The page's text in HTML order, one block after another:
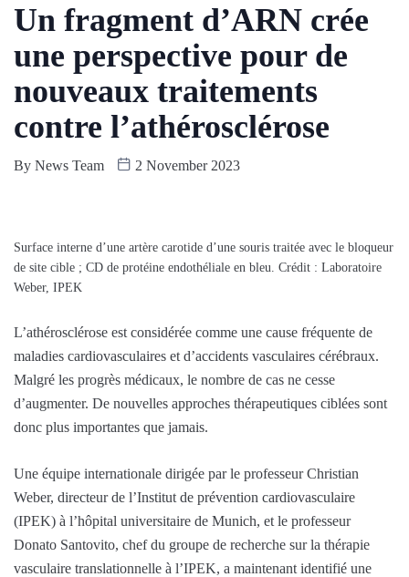
Un fragment d’ARN crée
une perspective pour de
nouveaux traitements
contre l’athérosclérose
By News Team 2 November 2023
Surface interne d’une artère carotide d’une souris traitée avec le bloqueur
de site cible ; CD de protéine endothéliale en bleu. Crédit : Laboratoire
Weber, IPEK
L’athérosclérose est considérée comme une cause fréquente de
maladies cardiovasculaires et d’accidents vasculaires cérébraux.
Malgré les progrès médicaux, le nombre de cas ne cesse
d’augmenter. De nouvelles approches thérapeutiques ciblées sont
donc plus importantes que jamais.
Une équipe internationale dirigée par le professeur Christian
Weber, directeur de l’Institut de prévention cardiovasculaire
(IPEK) à l’hôpital universitaire de Munich, et le professeur
Donato Santovito, chef du groupe de recherche sur la thérapie
vasculaire translationnelle à l’IPEK, a maintenant identifié une